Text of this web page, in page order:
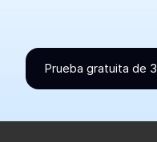
Prueba gratuita de